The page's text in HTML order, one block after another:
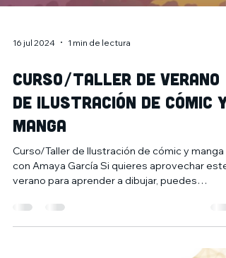
16 jul 2024
Curso/taller de verano
de Ilustración de cómic y
manga
con Amaya García Si quieres aprovechar este